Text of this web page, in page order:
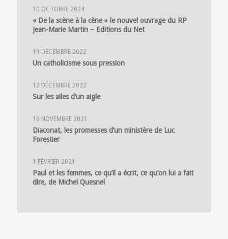
10 OCTOBRE 2024
« De la scène à la cène » le nouvel ouvrage du RP
Jean-Marie Martin – Editions du Net
19 DÉCEMBRE 2022
Un catholicisme sous pression
12 DÉCEMBRE 2022
Sur les ailes d’un aigle
16 NOVEMBRE 2021
Diaconat, les promesses d’un ministère de Luc
Forestier
1 FÉVRIER 2021
Paul et les femmes, ce qu’il a écrit, ce qu’on lui a fait
dire, de Michel Quesnel